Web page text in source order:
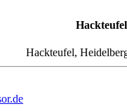
Hackteufel,